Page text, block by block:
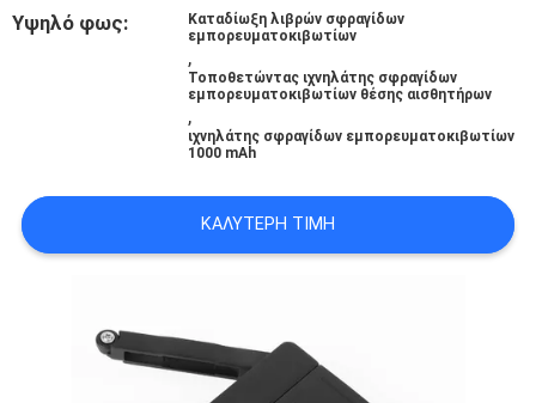
ΖΗΤΉΣΤΕ
ΑΠΌΣΠΑΣΜΑ
PRIVACY
Υψηλό φως:
Καταδίωξη λιβρών σφραγίδων
εμπορευματοκιβωτίων
,
Τοποθετώντας ιχνηλάτης σφραγίδων
εμπορευματοκιβωτίων θέσης αισθητήρων
,
ιχνηλάτης σφραγίδων εμπορευματοκιβωτίων
1000 mAh
ΚΑΛΎΤΕΡΗ ΤΙΜΉ